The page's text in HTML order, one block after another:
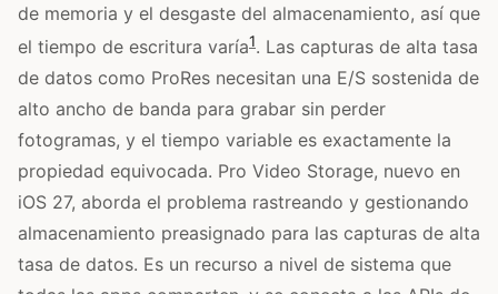
de memoria y el desgaste del almacenamiento, así que
el tiempo de escritura varía1. Las capturas de alta tasa
de datos como ProRes necesitan una E/S sostenida de
alto ancho de banda para grabar sin perder
fotogramas, y el tiempo variable es exactamente la
propiedad equivocada. Pro Video Storage, nuevo en
iOS 27, aborda el problema rastreando y gestionando
almacenamiento preasignado para las capturas de alta
tasa de datos. Es un recurso a nivel de sistema que